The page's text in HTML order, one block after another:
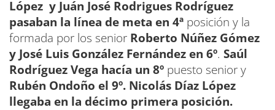
López y Juán José Rodrigues Rodríguez
pasaban la línea de meta en 4ª posición y la
formada por los senior Roberto Núñez Gómez
y José Luis González Fernández en 6º. Saúl
Rodríguez Vega hacía un 8º puesto senior y
Rubén Ondoño el 9º. Nicolás Díaz López
llegaba en la décimo primera posición.